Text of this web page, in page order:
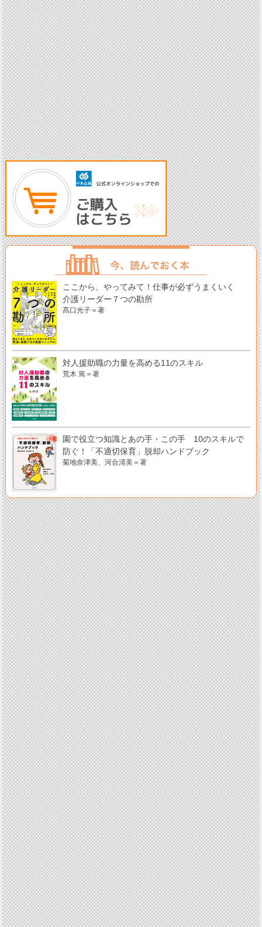
ここから、やってみて！仕事が必ずうまくいく
介護リーダー７つの勘所
髙口光子＝著
対人援助職の力量を高める11のスキル
荒木 篤＝著
園で役立つ知識とあの手・この手 10のスキルで
防ぐ！「不適切保育」脱却ハンドブック
菊地奈津美、河合清美＝著